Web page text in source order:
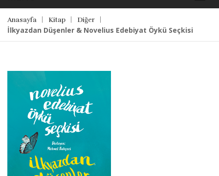
Anasayfa Kitap Diğer
İlkyazdan Düşenler & Novelius Edebiyat Öykü Seçkisi